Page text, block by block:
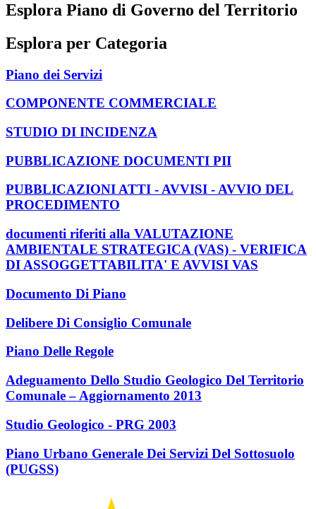
Esplora Piano di Governo del Territorio
Esplora per Categoria
Piano dei Servizi
COMPONENTE COMMERCIALE
STUDIO DI INCIDENZA
PUBBLICAZIONE DOCUMENTI PII
PUBBLICAZIONI ATTI - AVVISI - AVVIO DEL
PROCEDIMENTO
documenti riferiti alla VALUTAZIONE
AMBIENTALE STRATEGICA (VAS) - VERIFICA
DI ASSOGGETTABILITA' E AVVISI VAS
Documento Di Piano
Delibere Di Consiglio Comunale
Piano Delle Regole
Adeguamento Dello Studio Geologico Del Territorio
Comunale – Aggiornamento 2013
Studio Geologico - PRG 2003
Piano Urbano Generale Dei Servizi Del Sottosuolo
(PUGSS)